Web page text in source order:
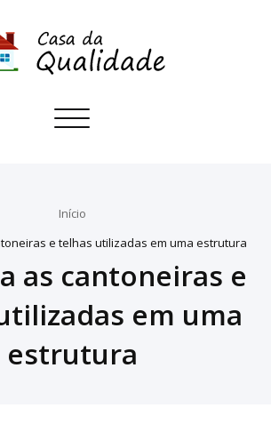
Toggle
Início
e telhas utilizadas em uma estrutura
as cantoneiras e
em uma
estrutura